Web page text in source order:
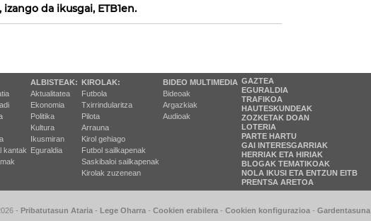
izango da ikusgai, ETB1en.
kantak
ALBISTEAK:
Aktualitatea
Ekonomia
Politika
Kultura
Ikusmiran
Eguraldia
KIROLAK:
Futbola
Txirrindularitza
Pilota
Arrauna
Kirol gehiago
Futbol sailkapenak
Saskibaloi sailkapenak
Kirolak zuzenean
BIDEO MULTIMEDIA
Bideoak
Argazkiak
Audioak
GAZTEA
EGURALDIA
TRAFIKOA
HAUTESKUNDEAK
ZOZKETAK DOAN
LOTERIA
PARTE HARTU
GAI INTERESGARRIAK
HERRIAK ETA HIRIAK
BLOGAK TEMATIKOAK
NOLA IKUSI ETA ENTZUN EITB
PRENTSA ARETOA
- Pribatutasun Ataria - Lege Oharra - Cookien erabilera - Cookien konfigurazioa - Gardentasuna